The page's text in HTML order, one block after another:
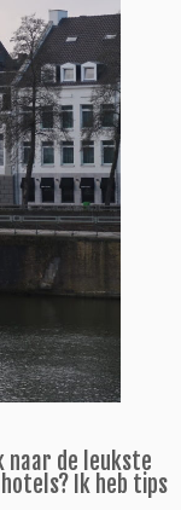
naar de leukste
Ik heb tips